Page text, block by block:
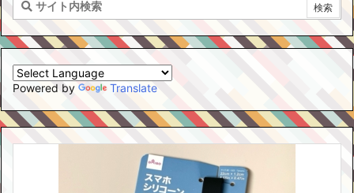
Powered by Translate